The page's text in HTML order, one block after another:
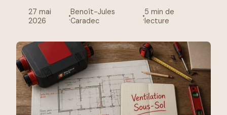
27 mai
2026
·
Benoît-Jules
Caradec
·
5 min de
lecture